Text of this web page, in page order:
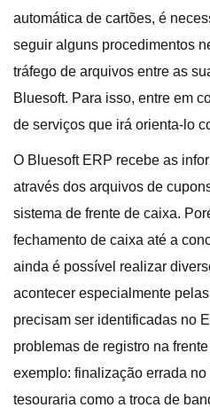
automática de cartões, é
seguir alguns procedimentos
tráfego de arquivos entre as
Bluesoft. Para isso, entre em
de serviços que irá orienta-lo
O Bluesoft ERP recebe as
através dos arquivos de
sistema de frente de caixa.
fechamento de caixa até a
ainda é possível realizar
acontecer especialmente
precisam ser identificadas no
problemas de registro na
exemplo: finalização errada
tesouraria como a troca de